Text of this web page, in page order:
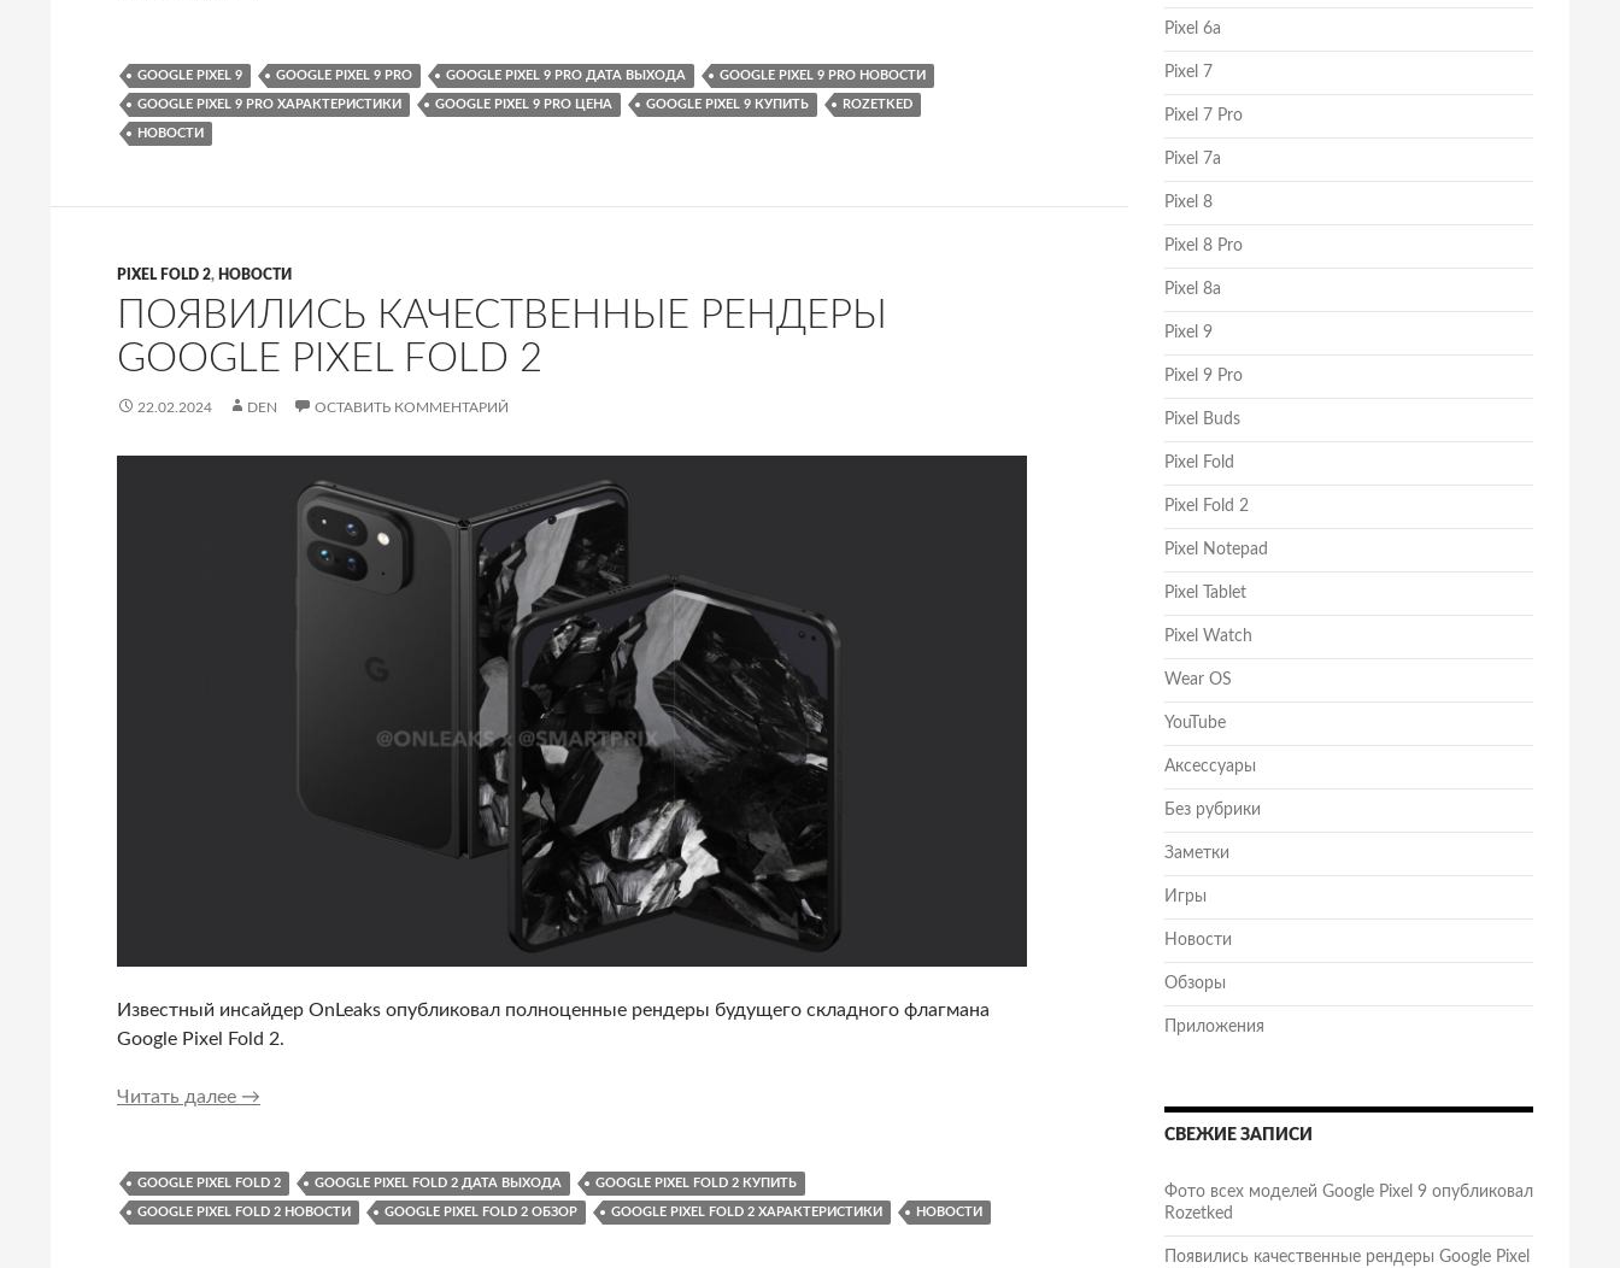
GOOGLE PIXEL 9 GOOGLE PIXEL 9 PRO GOOGLE PIXEL 9 PRO ДАТА ВЫХОДА GOOGLE PIXEL 9 PRO НОВОСТИ
GOOGLE PIXEL 9 PRO ХАРАКТЕРИСТИКИ GOOGLE PIXEL 9 PRO ЦЕНА GOOGLE PIXEL 9 КУПИТЬ ROZETKED
НОВОСТИ
PIXEL FOLD 2, НОВОСТИ
ПОЯВИЛИСЬ КАЧЕСТВЕННЫЕ РЕНДЕРЫ
GOOGLE PIXEL FOLD 2
22.02.2024 DEN ОСТАВИТЬ КОММЕНТАРИЙ
Известный инсайдер OnLeaks опубликовал полноценные рендеры будущего складного флагмана
Google Pixel Fold 2.
Читать далее Появились качественные рендеры Google Pixel Fold 2
→
GOOGLE PIXEL FOLD 2 GOOGLE PIXEL FOLD 2 ДАТА ВЫХОДА GOOGLE PIXEL FOLD 2 КУПИТЬ
GOOGLE PIXEL FOLD 2 НОВОСТИ GOOGLE PIXEL FOLD 2 ОБЗОР GOOGLE PIXEL FOLD 2 ХАРАКТЕРИСТИКИ НОВОСТИ
Pixel 6a
Pixel 7
Pixel 7 Pro
Pixel 7a
Pixel 8
Pixel 8 Pro
Pixel 8a
Pixel 9
Pixel 9 Pro
Pixel Buds
Pixel Fold
Pixel Fold 2
Pixel Notepad
Pixel Tablet
Pixel Watch
Wear OS
YouTube
Аксессуары
Без рубрики
Заметки
Игры
Новости
Обзоры
Приложения
СВЕЖИЕ ЗАПИСИ
Фото всех моделей Google Pixel 9 опубликовал
Rozetked
Появились качественные рендеры Google Pixel